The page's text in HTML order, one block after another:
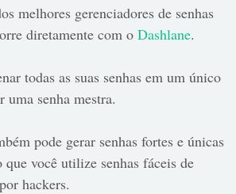
melhores gerenciadores de senhas
diretamente com oDashlane.
todas as suas senhas em um único
senha mestra.
pode gerar senhas fortes e únicas
que você utilize senhas fáceis de
hackers.